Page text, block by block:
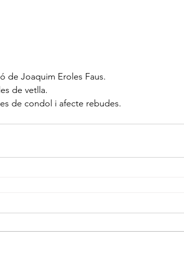
de Joaquim Eroles Faus.
de vetlla.
de condol i afecte rebudes.